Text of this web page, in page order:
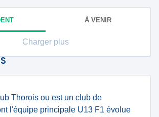
À VENIR
Charger plus
Thorois ou est un club de
l'équipe principale U13 F1 évolue